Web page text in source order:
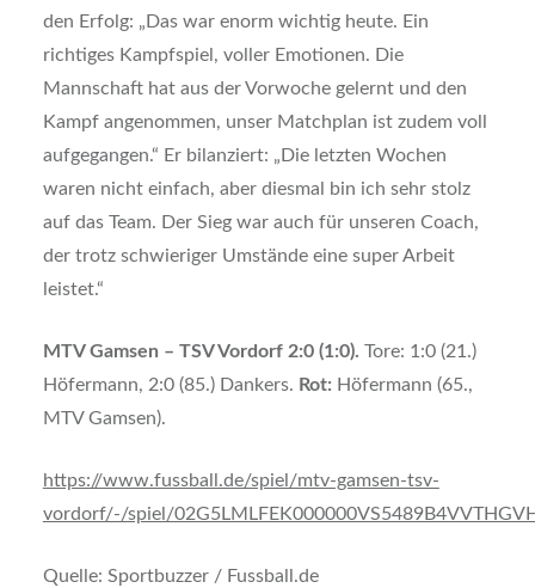
den Erfolg: „Das war enorm wichtig heute. Ein
richtiges Kampfspiel, voller Emotionen. Die
Mannschaft hat aus der Vorwoche gelernt und den
Kampf angenommen, unser Matchplan ist zudem voll
aufgegangen.“ Er bilanziert: „Die letzten Wochen
waren nicht einfach, aber diesmal bin ich sehr stolz
auf das Team. Der Sieg war auch für unseren Coach,
der trotz schwieriger Umstände eine super Arbeit
leistet.“
MTV Gamsen – TSV Vordorf 2:0 (1:0). Tore: 1:0 (21.)
Höfermann, 2:0 (85.) Dankers. Rot: Höfermann (65.,
MTV Gamsen).
https://www.fussball.de/spiel/mtv-gamsen-tsv-
vordorf/-/spiel/
Quelle: Sportbuzzer / Fussball.de